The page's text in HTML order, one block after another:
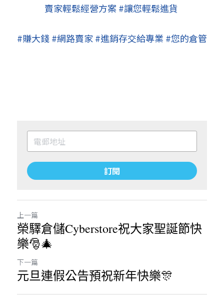
賣家輕鬆經營方案 #讓您輕鬆進貨
#賺大錢#網路賣家 #進銷存交給專業 #您的倉管
訂閱
上一篇
榮驛倉儲Cyberstore祝大家聖誕節快
樂🎅🎄
下一篇
元旦連假公告預祝新年快樂🎊